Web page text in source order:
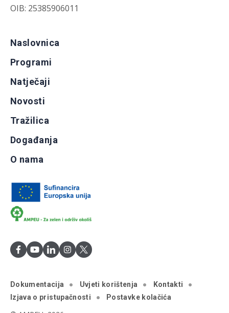
OIB: 25385906011
Naslovnica
Programi
Natječaji
Novosti
Tražilica
Događanja
O nama
Dokumentacija Uvjeti korištenja
Kontakti
Izjava o pristupačnosti
Postavke kolačića